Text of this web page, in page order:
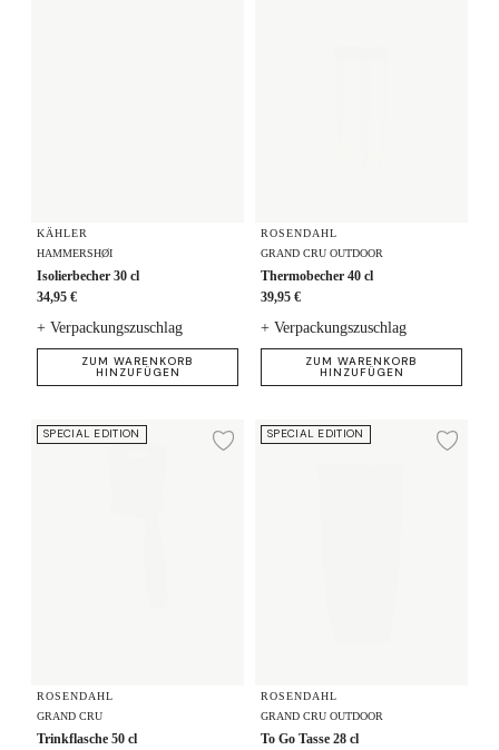
KÄHLER
HAMMERSHØI
Isolierbecher 30 cl
34,95 €
+ Verpackungszuschlag
ZUM WARENKORB
HINZUFÜGEN
ROSENDAHL
GRAND CRU OUTDOOR
Thermobecher 40 cl
39,95 €
+ Verpackungszuschlag
ZUM WARENKORB
HINZUFÜGEN
Trinkflasche 50 cl
SPECIAL EDITION
Zur Wunschliste
ROSENDAHL
GRAND CRU
Trinkflasche 50 cl
To Go Tasse 28 cl
SPECIAL EDITION
ROSENDAHL
GRAND CRU OUTDOOR
To Go Tasse 28 cl